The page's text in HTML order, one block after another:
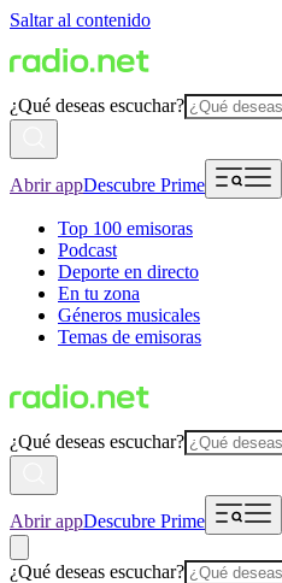
Saltar al contenido
¿Qué deseas escuchar?
Abrir appDescubre Prime
Top 100 emisoras
Podcast
Deporte en directo
En tu zona
Géneros musicales
Temas de emisoras
¿Qué deseas escuchar?
Abrir appDescubre Prime
¿Qué deseas escuchar?